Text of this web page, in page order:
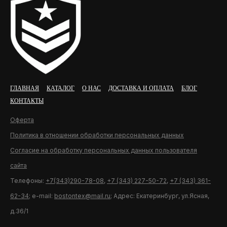
ГЛАВНАЯ КАТАЛОГ О НАС ДОСТАВКА И ОПЛАТА
БЛОГ
КОНТАКТЫ
Оферта
Политика в отношении обработки персональных данных
Согласие на обработку персональных данных пользователя
сайта
Телефоны: +7(343)290-78-08, +7 (343) 227-50-72, +7 (343) 361-
62-34; e-mail: bostontex@mail.ru; Адрес: Екатеринбург, ул.Ясная,
д.36/1